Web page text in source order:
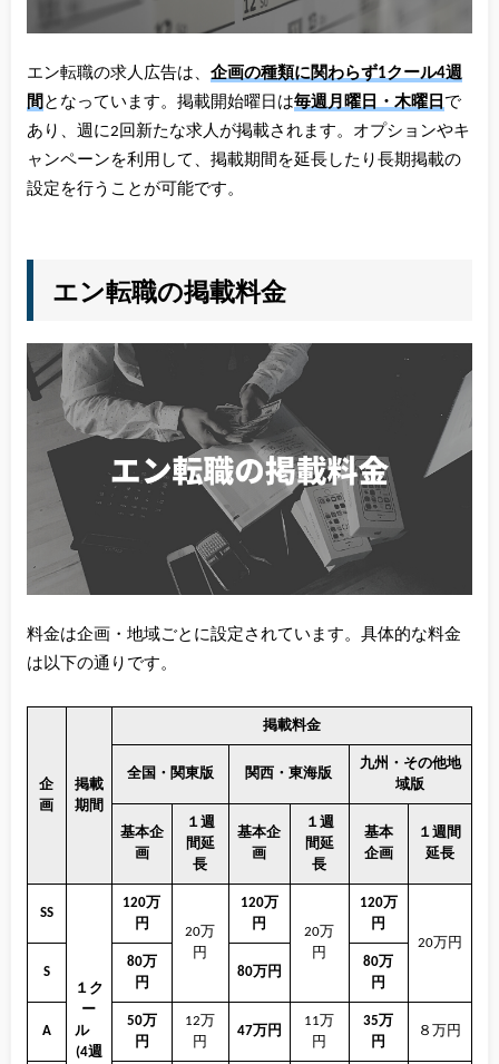
エン転職の求人広告は、 企画の種類に関わらず1クール4週
間 となっています。掲載開始曜日は毎週月曜日・木曜日 で
あり、週に2回新たな求人が掲載されます。オプションやキ
ャンペーンを利用して、掲載期間を延長したり長期掲載の
設定を行うことが可能です。
エン転職の掲載料金
料金は企画・地域ごとに設定されています。具体的な料金
は以下の通りです。
企
画
掲載
期間
掲載料金
全国・関東版 関西・東海版
九州・その他地
域版
基本企
画
１週
間延
長
基本企
画
１週
間延
長
基本
企画
１週間
延長
SS
１ク
ー
ル
(4週
120万
円
20万
円
120万
円
20万
円
120万
円
20万円
S
80万
円
80万円
80万
円
A
50万
円
12万
円
47万円
11万
円
35万
円
８万円